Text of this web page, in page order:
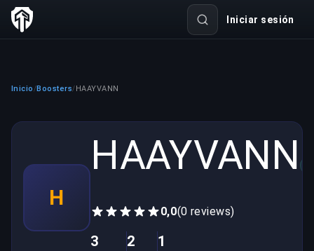
Iniciar sesión
Inicio /Boosters/HAAYVANN
H
HAAYVANN
0,0(0 reviews)
3 2 1